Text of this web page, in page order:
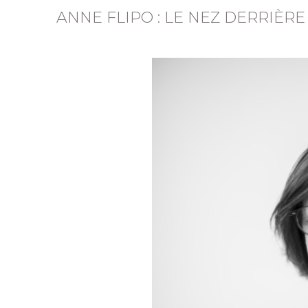
ANNE FLIPO : LE NEZ